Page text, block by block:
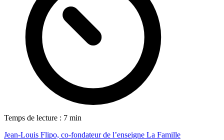
Temps de lecture : 7 min
Jean-Louis Flipo, co-fondateur de l’enseigne La Famille